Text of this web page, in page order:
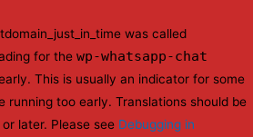
was called
for the wp-whatsapp-chat
This is usually an indicator for some
running too early. Translations should be
later. Please see Debugging in